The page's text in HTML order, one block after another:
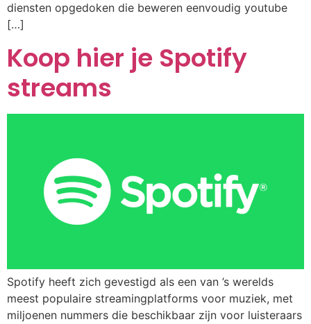
diensten opgedoken die beweren eenvoudig youtube
[…]
Koop hier je Spotify
streams
Spotify heeft zich gevestigd als een van ’s werelds
meest populaire streamingplatforms voor muziek, met
miljoenen nummers die beschikbaar zijn voor luisteraars